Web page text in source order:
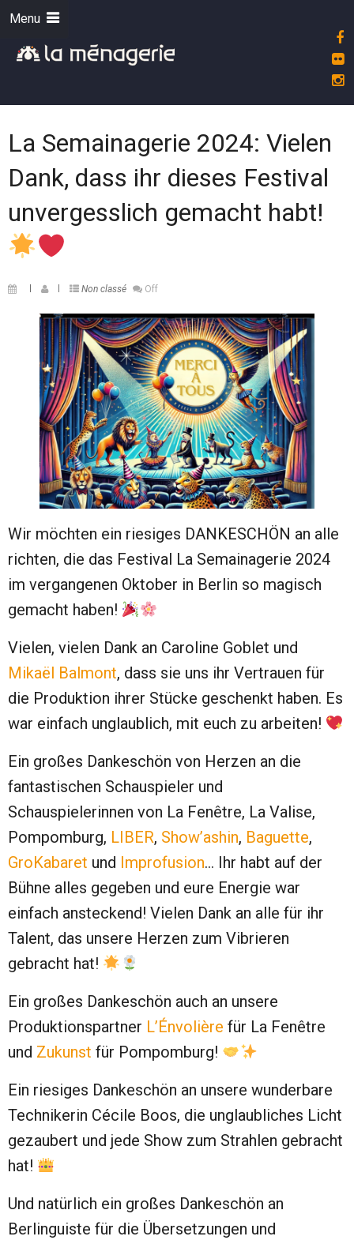
Menu
La Semainagerie 2024: Vielen
Dank, dass ihr dieses Festival
unvergesslich gemacht habt!
Non classé Off
Wir möchten ein riesiges DANKESCHÖN an alle
richten, die das Festival La Semainagerie 2024
im vergangenen Oktober in Berlin so magisch
gemacht haben!
Vielen, vielen Dank an Caroline Goblet und
Mikaël Balmont, dass sie uns ihr Vertrauen für
die Produktion ihrer Stücke geschenkt haben. Es
war einfach unglaublich, mit euch zu arbeiten!
Ein großes Dankeschön von Herzen an die
fantastischen Schauspieler und
Schauspielerinnen von La Fenêtre, La Valise,
Pompomburg, LIBER, Show’ashin, Baguette,
GroKabaret und Improfusion… Ihr habt auf der
Bühne alles gegeben und eure Energie war
einfach ansteckend! Vielen Dank an alle für ihr
Talent, das unsere Herzen zum Vibrieren
gebracht hat!
Ein großes Dankeschön auch an unsere
Produktionspartner L’Énvolière für La Fenêtre
und Zukunst für Pompomburg!
Ein riesiges Dankeschön an unsere wunderbare
Technikerin Cécile Boos, die unglaubliches Licht
gezaubert und jede Show zum Strahlen gebracht
hat!
Und natürlich ein großes Dankeschön an
Berlinguiste für die Übersetzungen und